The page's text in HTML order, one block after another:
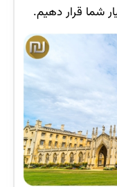
شما قرار دهیم.